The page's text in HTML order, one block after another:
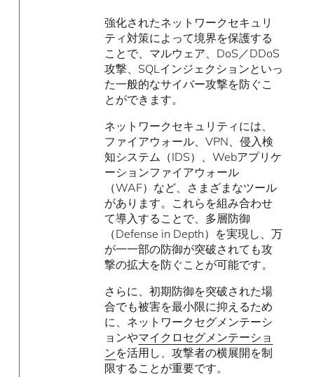
強化されたネットワークセキュリ
ティ対策によって境界を保護する
ことで、マルウェア、DoS／DDoS
攻撃、SQLインジェクションといっ
た一般的なサイバー攻撃を防ぐこ
とができます。
ネットワークセキュリティには、
ファイアウォール、VPN、侵入検
知システム（IDS）、Webアプリケ
ーションファイアウォール
（WAF）など、さまざまなツール
があります。これらを組み合わせ
て導入することで、多層防御
（Defense in Depth）を実現し、万
が一一部の防御が突破されても攻
撃の拡大を防ぐことが可能です。
さらに、初期防御を突破された場
合でも被害を最小限に抑えるため
に、ネットワークセグメンテーシ
ョンやマイクロセグメンテーショ
ンを活用し、攻撃者の横展開を制
限することが重要です。